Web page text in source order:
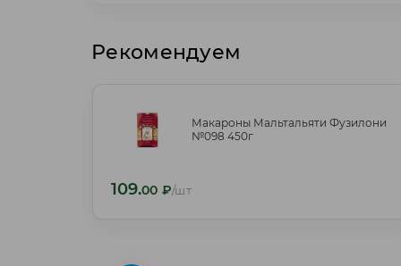
Рекомендуем
Макароны Мальтальяти Фузилони
№098 450г
109.00 ₽/шт
Макароны Мальтальяти Фузилони
№098 450г
109.00 ₽/шт